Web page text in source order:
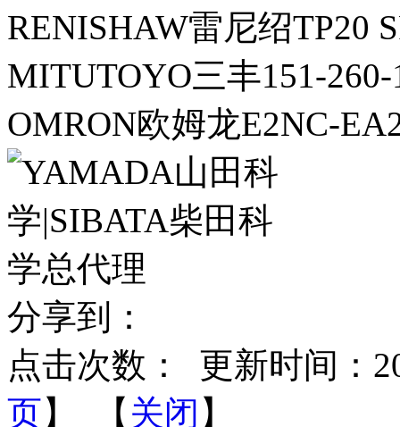
RENISHAW雷尼绍TP20
MITUTOYO三丰151-
OMRON欧姆龙E2NC-
分享到：
点击次数：
更新时间：
页】 【 关闭 】